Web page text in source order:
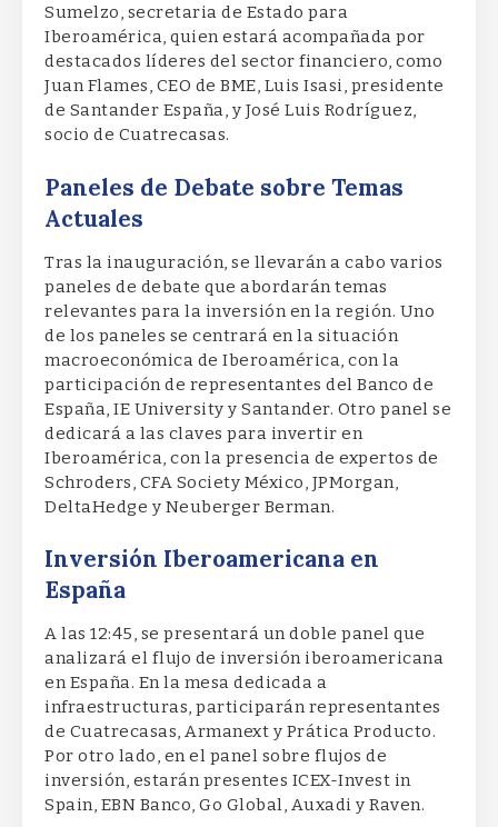
Sumelzo, secretaria de Estado para
Iberoamérica, quien estará acompañada por
destacados líderes del sector financiero, como
Juan Flames, CEO de BME, Luis Isasi, presidente
de Santander España, y José Luis Rodríguez,
socio de Cuatrecasas.
Paneles de Debate sobre Temas
Actuales
Tras la inauguración, se llevarán a cabo varios
paneles de debate que abordarán temas
relevantes para la inversión en la región. Uno
de los paneles se centrará en la situación
macroeconómica de Iberoamérica, con la
participación de representantes del Banco de
España, IE University y Santander. Otro panel se
dedicará a las claves para invertir en
Iberoamérica, con la presencia de expertos de
Schroders, CFA Society México, JPMorgan,
DeltaHedge y Neuberger Berman.
Inversión Iberoamericana en
España
A las 12:45, se presentará un doble panel que
analizará el flujo de inversión iberoamericana
en España. En la mesa dedicada a
infraestructuras, participarán representantes
de Cuatrecasas, Armanext y Prática Producto.
Por otro lado, en el panel sobre flujos de
inversión, estarán presentes ICEX-Invest in
Spain, EBN Banco, Go Global, Auxadi y Raven.